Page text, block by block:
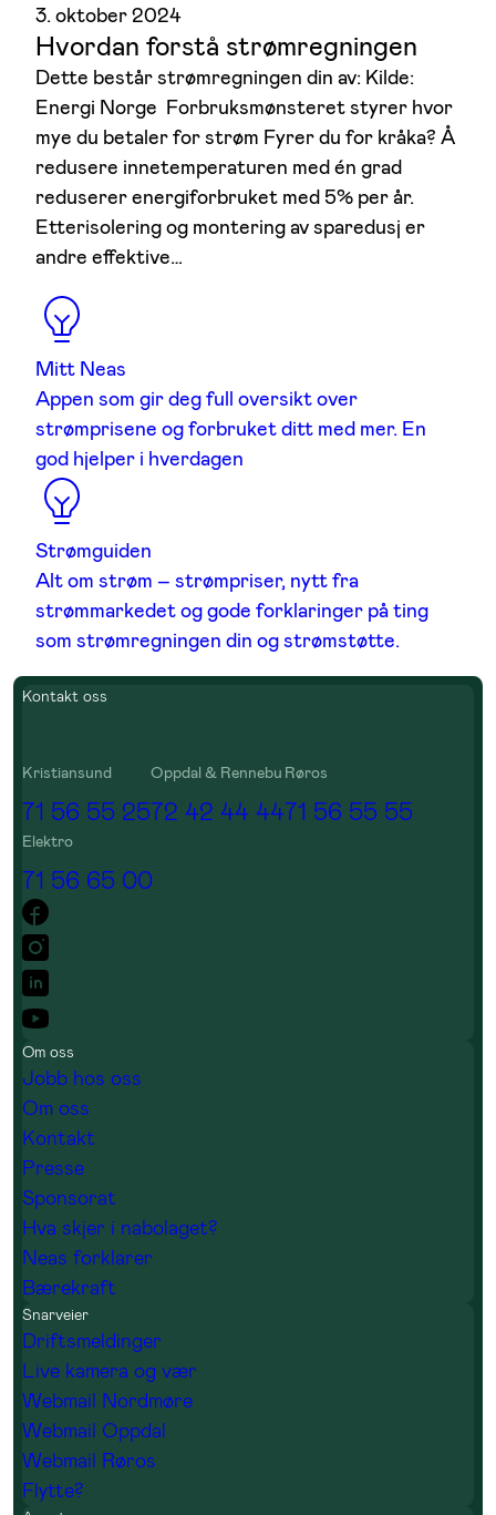
3. oktober 2024
Hvordan forstå strømregningen
Dette består strømregningen din av: Kilde:
Energi Norge Forbruksmønsteret styrer hvor
mye du betaler for strøm Fyrer du for kråka? Å
redusere innetemperaturen med én grad
reduserer energiforbruket med 5% per år.
Etterisolering og montering av sparedusj er
andre effektive…
Mitt Neas
Appen som gir deg full oversikt over
strømprisene og forbruket ditt med mer. En
god hjelper i hverdagen
Strømguiden
Alt om strøm – strømpriser, nytt fra
strømmarkedet og gode forklaringer på ting
som strømregningen din og strømstøtte.
Kontakt oss
Kristiansund
71 56 55 25
Oppdal & Rennebu
72 42 44 44
Røros
71 56 55 55
Elektro
71 56 65 00
Om oss
Jobb hos oss
Om oss
Kontakt
Presse
Sponsorat
Hva skjer i nabolaget?
Neas forklarer
Bærekraft
Snarveier
Driftsmeldinger
Live kamera og vær
Webmail Nordmøre
Webmail Oppdal
Webmail Røros
Flytte?